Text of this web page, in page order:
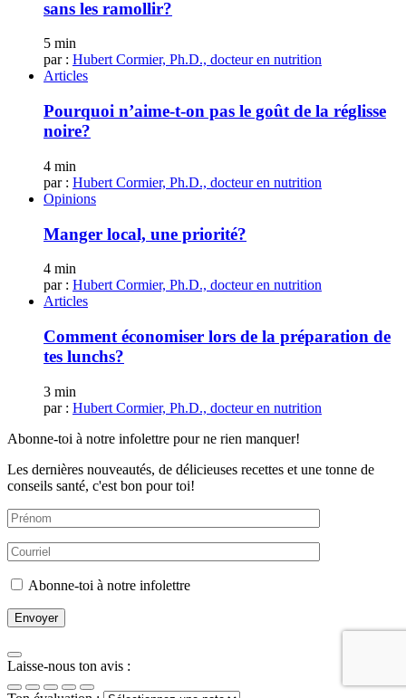
sans les ramollir?
5 min
par : Hubert Cormier, Ph.D., docteur en nutrition
Articles
Pourquoi n’aime-t-on pas le goût de la réglisse
noire?
4 min
par : Hubert Cormier, Ph.D., docteur en nutrition
Opinions
Manger local, une priorité?
4 min
par : Hubert Cormier, Ph.D., docteur en nutrition
Articles
Comment économiser lors de la préparation de
tes lunchs?
3 min
par : Hubert Cormier, Ph.D., docteur en nutrition
Abonne-toi à notre infolettre pour ne rien manquer!
Les dernières nouveautés, de délicieuses recettes et une tonne de
conseils santé, c'est bon pour toi!
Abonne-toi à notre infolettre
Laisse-nous ton avis :